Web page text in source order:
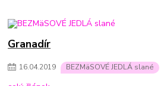
Granadír
16.04.2019 BEZMäSOVÉ JEDLÁ slané